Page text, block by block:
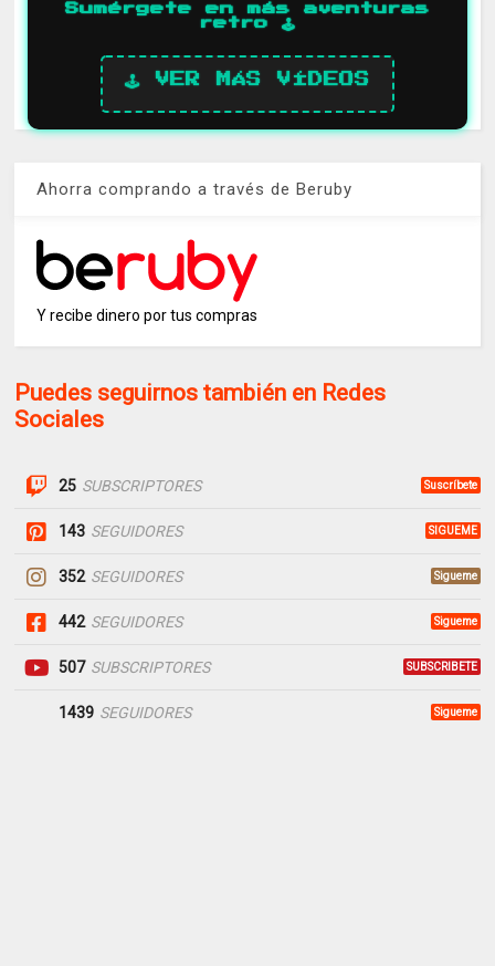
Sumérgete en más aventuras
retro 🕹️
🕹️ VER MÁS VÍDEOS
Ahorra comprando a través de Beruby
Y recibe dinero por tus compras
Puedes seguirnos también en Redes
Sociales
25 SUBSCRIPTORES Suscríbete
143 SEGUIDORES SIGUEME
352 SEGUIDORES Sigueme
442 SEGUIDORES Sigueme
507 SUBSCRIPTORES SUBSCRIBETE
1439 SEGUIDORES Sigueme